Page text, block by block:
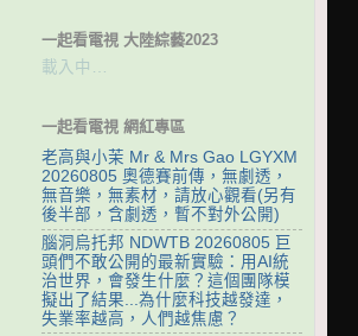
一起看電視 大陸綜藝2023
載入中…
一起看電視 網紅專區
老高與小茉 Mr & Mrs Gao LGYXM
20260805 奧德賽前傳，無劇透，
無音樂，無素材，請放心觀看(另有
後半部，含劇透，暫不對外公開)
腦洞烏托邦 NDWTB 20260805 巨
頭們不敢公開的最新實驗：用AI統
治世界，會發生什麼？這個團隊模
擬出了結果...為什麼科技越發達，
失業率越高，人們越焦慮？